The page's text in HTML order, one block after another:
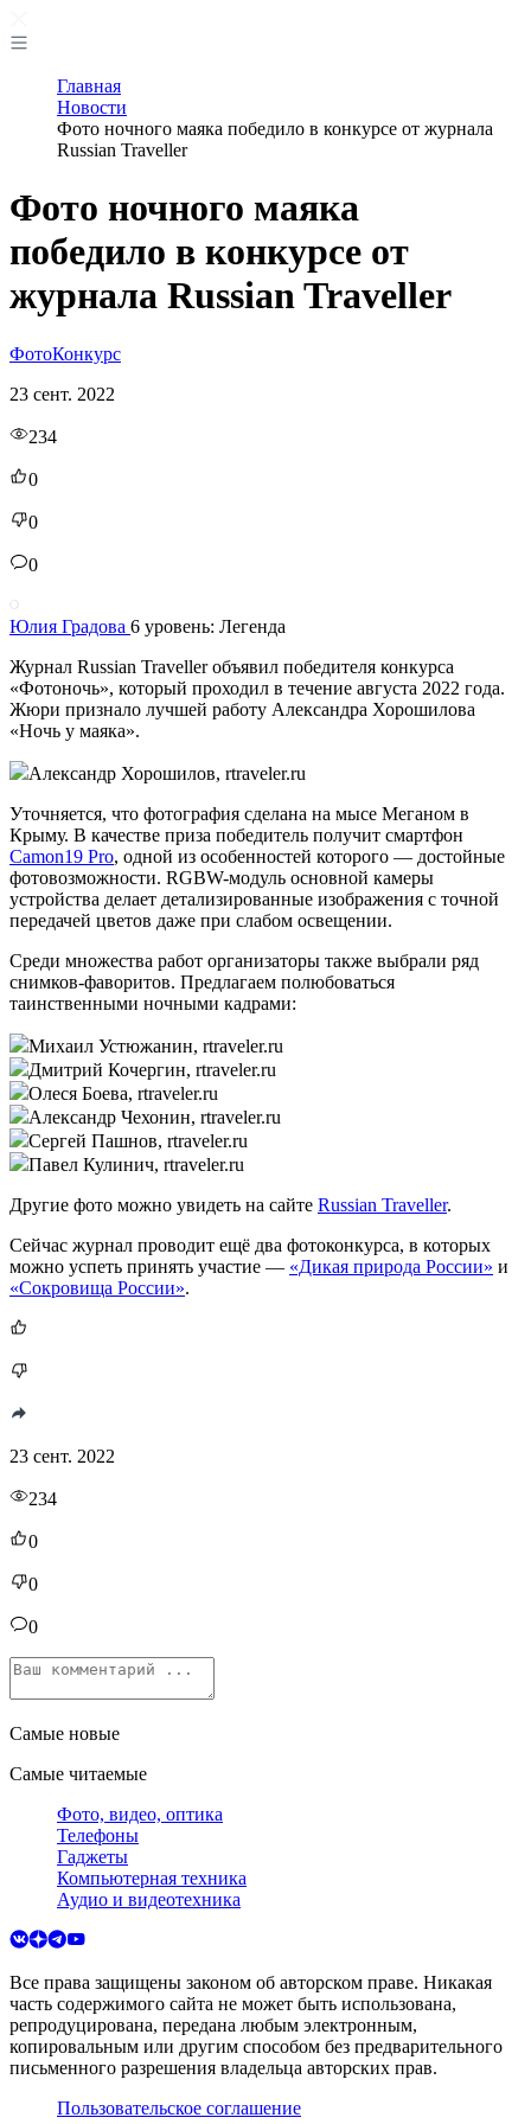
Главная
Новости
Фото ночного маяка победило в конкурсе от журнала
Russian Traveller
Фото ночного маяка
победило в конкурсе от
журнала Russian Traveller
ФотоКонкурс
23 сент. 2022
234
0
0
0
Юлия Градова 6 уровень: Легенда
Журнал Russian Traveller объявил победителя конкурса
«Фотоночь», который проходил в течение августа 2022 года.
Жюри признало лучшей работу Александра Хорошилова
«Ночь у маяка».
Александр Хорошилов, rtraveler.ru
Уточняется, что фотография сделана на мысе Меганом в
Крыму. В качестве приза победитель получит смартфон
Camon19 Pro, одной из особенностей которого — достойные
фотовозможности. RGBW-модуль основной камеры
устройства делает детализированные изображения с точной
передачей цветов даже при слабом освещении.
Среди множества работ организаторы также выбрали ряд
снимков-фаворитов. Предлагаем полюбоваться
таинственными ночными кадрами:
Михаил Устюжанин, rtraveler.ru
Дмитрий Кочергин, rtraveler.ru
Олеся Боева, rtraveler.ru
Александр Чехонин, rtraveler.ru
Сергей Пашнов, rtraveler.ru
Павел Кулинич, rtraveler.ru
Другие фото можно увидеть на сайте Russian Traveller.
Сейчас журнал проводит ещё два фотоконкурса, в которых
можно успеть принять участие — «Дикая природа России» и
«Сокровища России».
23 сент. 2022
234
0
0
0
Самые новые
Самые читаемые
Фото, видео, оптика
Телефоны
Гаджеты
Компьютерная техника
Аудио и видеотехника
Все права защищены законом об авторском праве. Никакая
часть содержимого сайта не может быть использована,
репродуцирована, передана любым электронным,
копировальным или другим способом без предварительного
письменного разрешения владельца авторских прав.
Пользовательское соглашение